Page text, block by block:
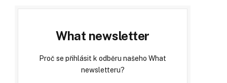
What newsletter
Proč se přihlásit k odběru našeho What
newsletteru?